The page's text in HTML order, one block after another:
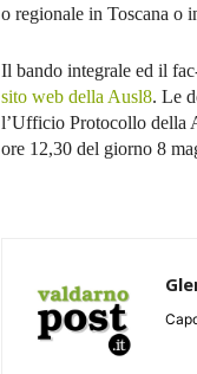
o regionale in Toscana o
Il bando integrale ed il
sito web della Ausl8. Le
l’Ufficio Protocollo della
ore 12,30 del giorno 8